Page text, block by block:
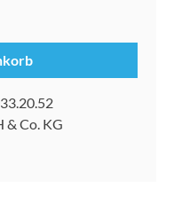
gewünschten
& Co. KG